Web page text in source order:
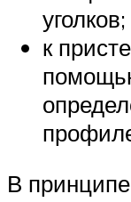
уголков;
к
В